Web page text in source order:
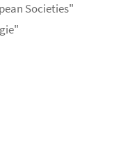
Societies"